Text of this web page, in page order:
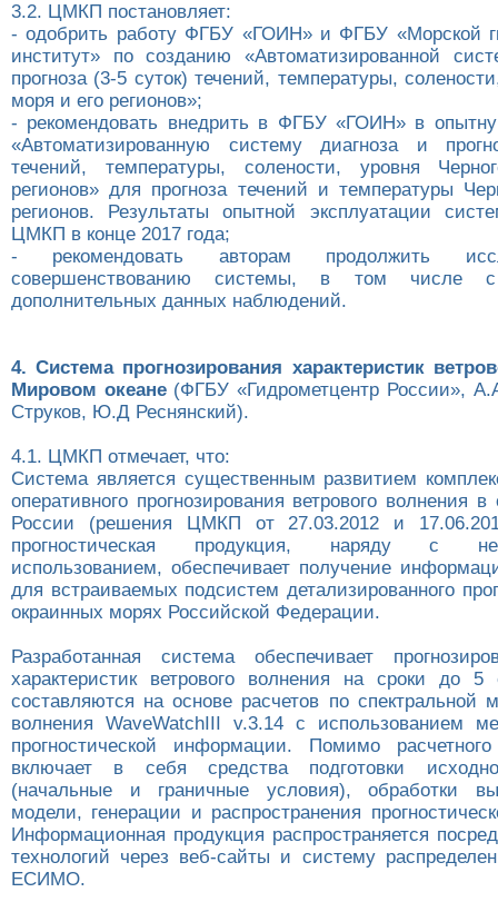
3.2. ЦМКП постановляет:
- одобрить работу ФГБУ «ГОИН» и ФГБУ «Морской
институт» по созданию «Автоматизированной
прогноза (3-5 суток) течений, температуры,
моря и его регионов»;
- рекомендовать внедрить в ФГБУ «ГОИН» в
«Автоматизированную систему диагноза и
течений, температуры, солености, уровня
регионов» для прогноза течений и температуры
регионов. Результаты опытной эксплуатации
ЦМКП в конце 2017 года;
- рекомендовать авторам продолжить
совершенствованию системы, в том числе с
дополнительных данных наблюдений.
4. Система прогнозирования характеристик
Мировом океане(ФГБУ «Гидрометцентр России»,
Струков, Ю.Д Реснянский).
4.1. ЦМКП отмечает, что:
Система является существенным развитием
оперативного прогнозирования ветрового волнения
России (решения ЦМКП от 27.03.2012 и
прогностическая продукция, наряду с
использованием, обеспечивает получение
для встраиваемых подсистем детализированного
окраинных морях Российской Федерации.
Разработанная система обеспечивает
характеристик ветрового волнения на сроки до 5
составляются на основе расчетов по спектральной
волнения WaveWatchIII v.3.14 с использованием
прогностической информации. Помимо
включает в себя средства подготовки
(начальные и граничные условия), обработки
модели, генерации и распространения
Информационная продукция распространяется
технологий через веб-сайты и систему
ЕСИМО.